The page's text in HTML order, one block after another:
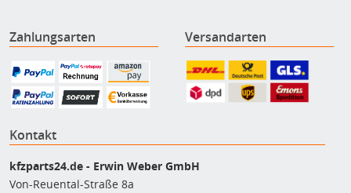
Zahlungsarten Versandarten
Kontakt
kfzparts24.de - Erwin Weber GmbH
Von-Reuental-Straße 8a